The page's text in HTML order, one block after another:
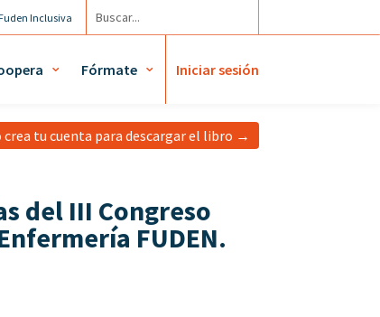
Inclusiva
Fórmate Iniciar sesión
crea tu cuenta para descargar el libro →
del III Congreso
FUDEN.